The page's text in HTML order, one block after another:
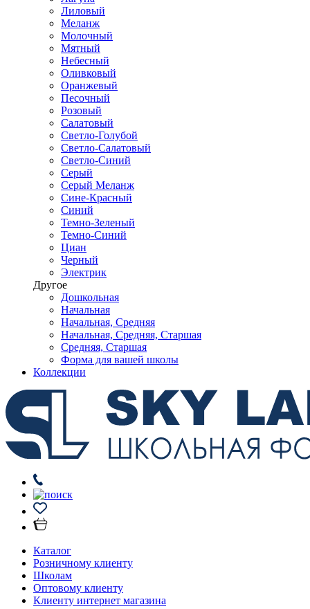
Лиловый
Меланж
Молочный
Мятный
Небесный
Оливковый
Оранжевый
Песочный
Розовый
Салатовый
Светло-Голубой
Светло-Салатовый
Светло-Синий
Серый
Серый Меланж
Сине-Красный
Синий
Темно-Зеленый
Темно-Синий
Циан
Черный
Электрик
Другое
Дошкольная
Начальная
Начальная, Средняя
Начальная, Средняя, Старшая
Средняя, Старшая
Форма для вашей школы
Коллекции
Каталог
Розничному клиенту
Школам
Оптовому клиенту
Клиенту интернет магазина